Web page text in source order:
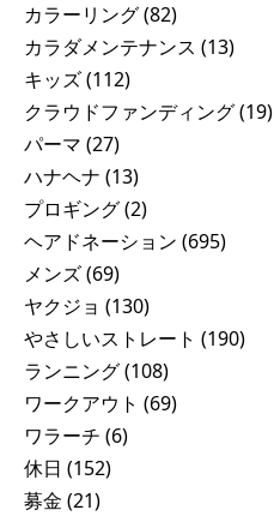
カラーリング(82)
カラダメンテナンス (13)
キッズ(112)
クラウドファンディング(19)
パーマ (27)
ハナヘナ (13)
プロギング(2)
ヘアドネーション (695)
メンズ(69)
ヤクジョ (130)
やさしいストレート (190)
ランニング(108)
ワークアウト (69)
ワラーチ (6)
休日 (152)
募金 (21)